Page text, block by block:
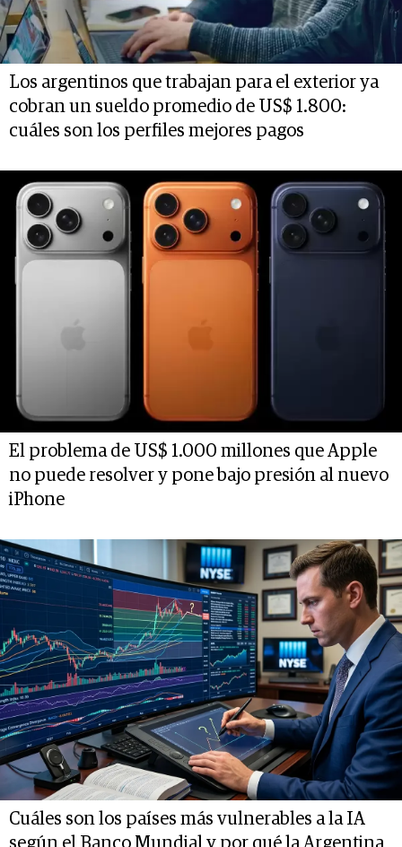
Los argentinos que trabajan para el exterior ya
cobran un sueldo promedio de US$ 1.800:
cuáles son los perfiles mejores pagos
El problema de US$ 1.000 millones que Apple
no puede resolver y pone bajo presión al nuevo
iPhone
Cuáles son los países más vulnerables a la IA
según el Banco Mundial y por qué la Argentina